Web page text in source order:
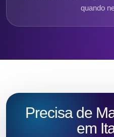
quando
Precisa de
em